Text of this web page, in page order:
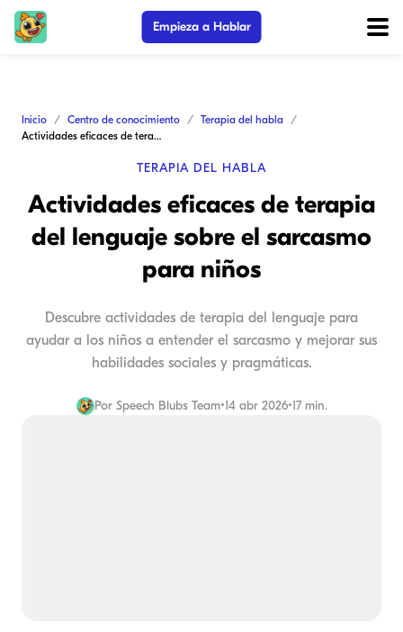
Empieza a Hablar
Inicio Centro de conocimiento
Terapia del habla
Actividades eficaces de terapia del lenguaje sobre el sarcasmo para niños
TERAPIA DEL HABLA
Actividades eficaces de terapia
del lenguaje sobre el sarcasmo
para niños
Descubre actividades de terapia del lenguaje para
ayudar a los niños a entender el sarcasmo y mejorar sus
habilidades sociales y pragmáticas.
Por Speech Blubs Team•14 abr 2026•17 min.